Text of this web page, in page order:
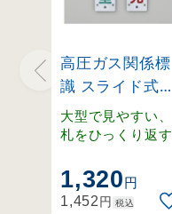
高圧ガス関係標
識 スライド式ボ
ンベ札 回転タイ
プ 130×60mm
大型で見やすい、
札をひっくり返す
転式ボンベ札。
1,320円
1,452円 税込